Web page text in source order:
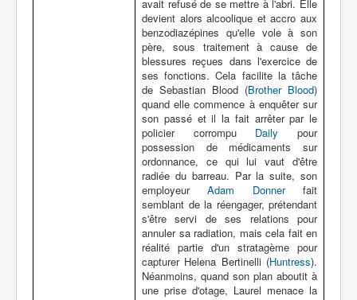
avait refusé de se mettre à l'abri. Elle
devient alors alcoolique et accro aux
benzodiazépines qu'elle vole à son
père, sous traitement à cause de
blessures reçues dans l'exercice de
ses fonctions. Cela facilite la tâche
de Sebastian Blood (Brother Blood)
quand elle commence à enquêter sur
son passé et il la fait arrêter par le
policier corrompu Daily pour
possession de médicaments sur
ordonnance, ce qui lui vaut d'être
radiée du barreau. Par la suite, son
employeurAdam Donnerfait
semblant de la réengager, prétendant
s'être servi de ses relations pour
annuler sa radiation, mais cela fait en
réalité partie d'un stratagème pour
capturer Helena Bertinelli (Huntress).
Néanmoins, quand son plan aboutit à
une prise d'otage, Laurel menace la